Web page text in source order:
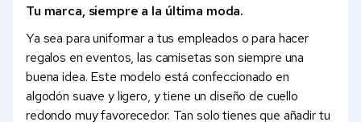
Tu marca, siempre a la última moda.
Ya sea para uniformar a tus empleados o para hacer
regalos en eventos, las camisetas son siempre una
buena idea. Este modelo está confeccionado en
algodón suave y ligero, y tiene un diseño de cuello
redondo muy favorecedor. Tan solo tienes que añadir tu